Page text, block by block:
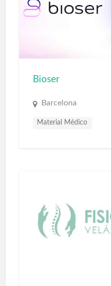
Bioser
Barcelona
Material Médico